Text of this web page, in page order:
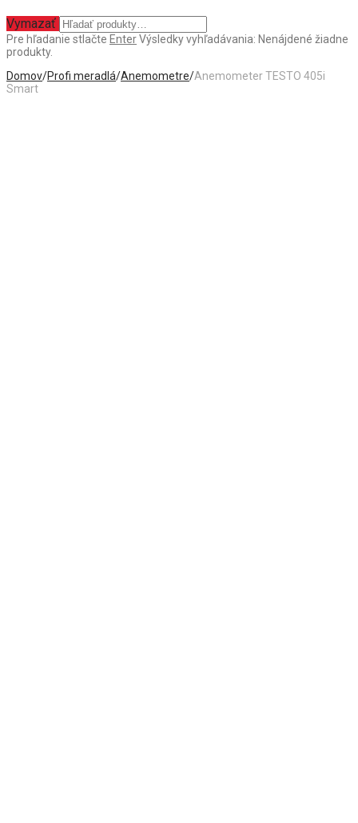
Vymazať
Pre hľadanie stlačte EnterVýsledky vyhľadávania: Nenájdené žiadne
produkty.
Domov/Profi meradlá/Anemometre/Anemometer TESTO 405i
Smart